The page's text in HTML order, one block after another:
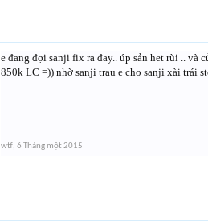
e đang đợi sanji fix ra đay.. úp sản het rùi .. và
850k LC =)) nhờ sanji trau e cho sanji xài trái
wtf, 6 Tháng một 2015